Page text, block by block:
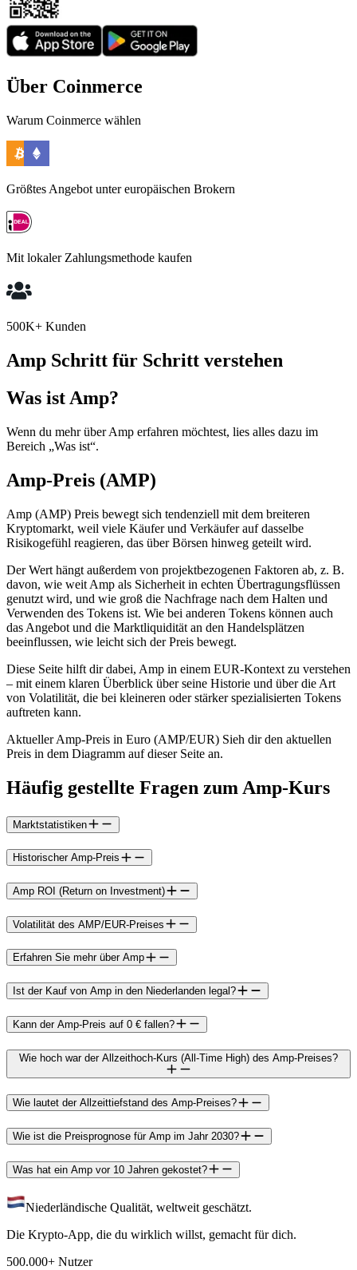
Über Coinmerce
Warum Coinmerce wählen
Größtes Angebot unter europäischen Brokern
Mit lokaler Zahlungsmethode kaufen
500K+ Kunden
Amp Schritt für Schritt verstehen
Was ist Amp?
Wenn du mehr über Amp erfahren möchtest, lies alles dazu im
Bereich „Was ist“.
Amp-Preis (AMP)
Amp (AMP) Preis bewegt sich tendenziell mit dem breiteren
Kryptomarkt, weil viele Käufer und Verkäufer auf dasselbe
Risikogefühl reagieren, das über Börsen hinweg geteilt wird.
Der Wert hängt außerdem von projektbezogenen Faktoren ab, z. B.
davon, wie weit Amp als Sicherheit in echten Übertragungsflüssen
genutzt wird, und wie groß die Nachfrage nach dem Halten und
Verwenden des Tokens ist. Wie bei anderen Tokens können auch
das Angebot und die Marktliquidität an den Handelsplätzen
beeinflussen, wie leicht sich der Preis bewegt.
Diese Seite hilft dir dabei, Amp in einem EUR-Kontext zu verstehen
– mit einem klaren Überblick über seine Historie und über die Art
von Volatilität, die bei kleineren oder stärker spezialisierten Tokens
auftreten kann.
Aktueller Amp-Preis in Euro (AMP/EUR) Sieh dir den aktuellen
Preis in dem Diagramm auf dieser Seite an.
Häufig gestellte Fragen zum Amp-Kurs
Marktstatistiken
Historischer Amp-Preis
Amp ROI (Return on Investment)
Volatilität des AMP/EUR-Preises
Erfahren Sie mehr über Amp
Ist der Kauf von Amp in den Niederlanden legal?
Kann der Amp-Preis auf 0 € fallen?
Wie hoch war der Allzeithoch-Kurs (All-Time High) des Amp-Preises?
Wie lautet der Allzeittiefstand des Amp-Preises?
Wie ist die Preisprognose für Amp im Jahr 2030?
Was hat ein Amp vor 10 Jahren gekostet?
Niederländische Qualität, weltweit geschätzt.
Die Krypto-App, die du wirklich willst, gemacht für dich.
500.000+ Nutzer